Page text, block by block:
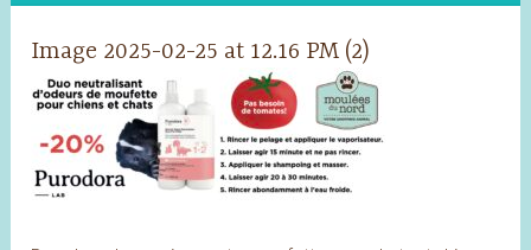
Image 2025-02-25 at 12.16 PM (2)